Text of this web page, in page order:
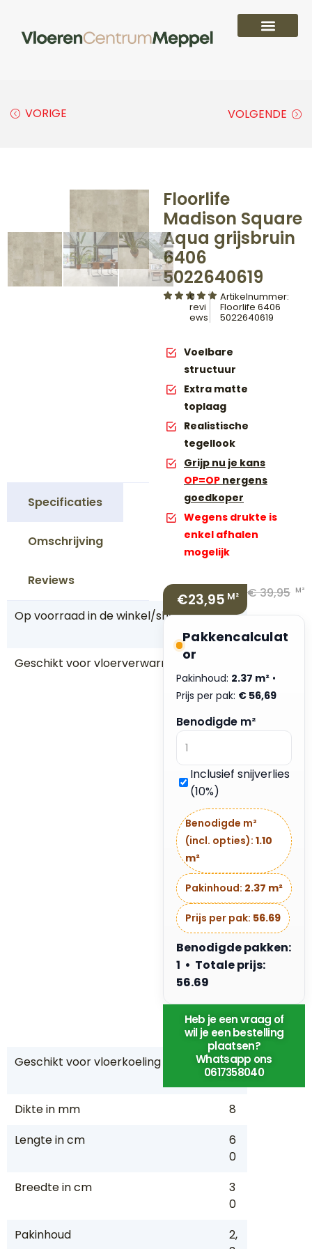
VORIGE VOLGENDE
Specificaties
Omschrijving
Reviews
Op voorraad in de winkel/showroom
J
a
Geschikt voor vloerverwarming
a
W
a
t
r
g
d
r
a
&
El
e
kt
c
h
Geschikt voor vloerkoeling
J
a
Dikte in mm
8
Lengte in cm
6
0
Breedte in cm
3
0
Pakinhoud
2,
Floorlife
Madison Square
Aqua grijsbruin
6406
5022640619
0
revi
ews
Artikelnummer:
Floorlife 6406
5022640619
Voelbare
structuur
Extra matte
toplaag
Realistische
tegellook
Grijp nu je kans
OP=OP nergens
goedkoper
Wegens drukte is
enkel afhalen
mogelijk
€23,95 M² €39,95 M²
Pakkencalculat
or
Pakinhoud: 2.37 m² •
Prijs per pak: € 56,69
Benodigde m²
Inclusief snijverlies
(10%)
Benodigde m²
(incl. opties): 1.10
m²
Pakinhoud: 2.37 m²
Prijs per pak: 56.69
Benodigde pakken:
1 • Totale prijs:
56.69
Heb je een vraag of
wil je een bestelling
plaatsen?
Whatsapp ons
0617358040